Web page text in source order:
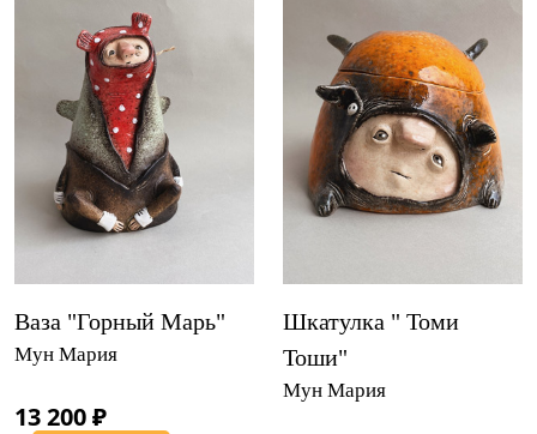
Ваза "Горный Марь"
Мун Мария
13 200 ₽
Шкатулка " Томи
Тоши"
Мун Мария